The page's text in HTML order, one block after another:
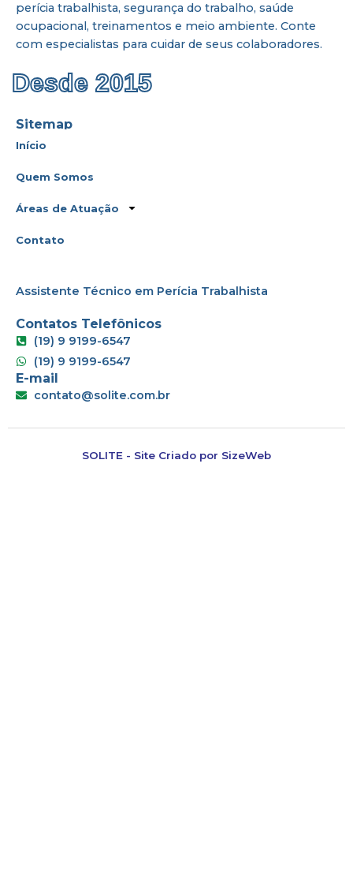
perícia trabalhista, segurança do trabalho, saúde
ocupacional, treinamentos e meio ambiente. Conte
com especialistas para cuidar de seus colaboradores.
Desde 2015
Sitemap
Início
Quem Somos
Áreas de Atuação
Contato
Assistente Técnico em Perícia Trabalhista
Contatos Telefônicos
(19) 9 9199-6547
(19) 9 9199-6547
E-mail
contato@solite.com.br
SOLITE - Site Criado por SizeWeb